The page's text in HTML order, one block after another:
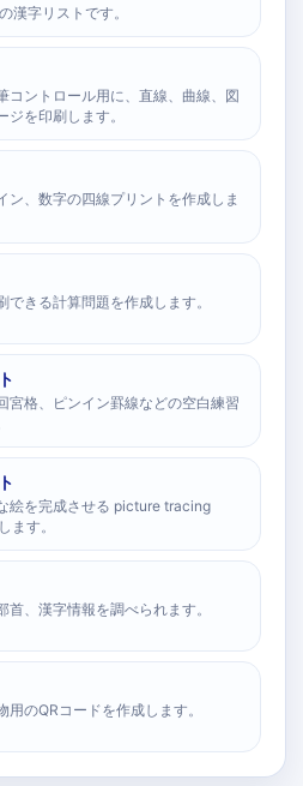
漢字リストです。
コントロール用に、直線、曲線、図
ジを印刷します。
ン、数字の四線プリントを作成しま
できる計算問題を作成します。
宮格、ピンイン罫線などの空白練習
絵を完成させる picture tracing
ます。
首、漢字情報を調べられます。
のQRコードを作成します。